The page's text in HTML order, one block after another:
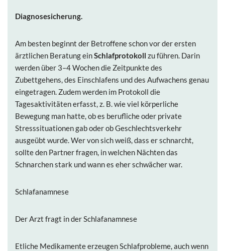
Diagnosesicherung.
Am besten beginnt der Betroffene schon vor der ersten
ärztlichen Beratung einSchlafprotokoll zu führen. Darin
werden über 3–4 Wochen die Zeitpunkte des
Zubettgehens, des Einschlafens und des Aufwachens genau
eingetragen. Zudem werden im Protokoll die
Tagesaktivitäten erfasst, z. B. wie viel körperliche
Bewegung man hatte, ob es berufliche oder private
Stresssituationen gab oder ob Geschlechtsverkehr
ausgeübt wurde. Wer von sich weiß, dass er schnarcht,
sollte den Partner fragen, in welchen Nächten das
Schnarchen stark und wann es eher schwächer war.
Schlafanamnese
Der Arzt fragt in der Schlafanamnese
Etliche Medikamente erzeugen Schlafprobleme, auch wenn